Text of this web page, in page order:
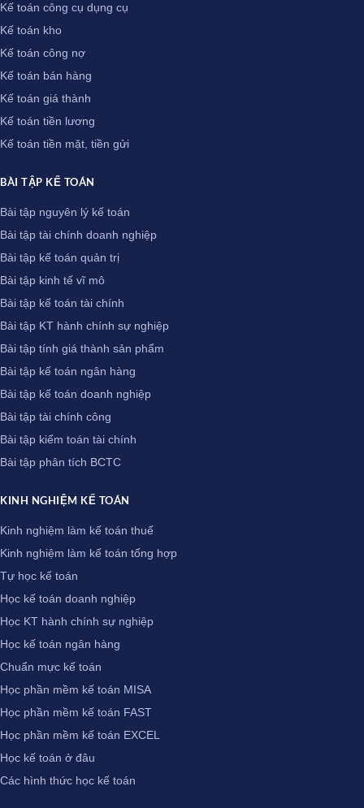
Kế toán công cụ dụng cụ
Kế toán kho
Kế toán công nợ
Kế toán bán hàng
Kế toán giá thành
Kế toán tiền lương
Kế toán tiền mặt, tiền gửi
BÀI TẬP KẾ TOÁN
Bài tập nguyên lý kế toán
Bài tập tài chính doanh nghiệp
Bài tập kế toán quản trị
Bài tập kinh tế vĩ mô
Bài tập kế toán tài chính
Bài tập KT hành chính sự nghiệp
Bài tập tính giá thành sản phẩm
Bài tập kế toán ngân hàng
Bài tập kế toán doanh nghiệp
Bài tập tài chính công
Bài tập kiểm toán tài chính
Bài tập phân tích BCTC
KINH NGHIỆM KẾ TOÁN
Kinh nghiệm làm kế toán thuế
Kinh nghiệm làm kế toán tổng hợp
Tự học kế toán
Học kế toán doanh nghiệp
Học KT hành chính sự nghiệp
Học kế toán ngân hàng
Chuẩn mực kế toán
Học phần mềm kế toán MISA
Học phần mềm kế toán FAST
Học phần mềm kế toán EXCEL
Học kế toán ở đâu
Các hình thức học kế toán